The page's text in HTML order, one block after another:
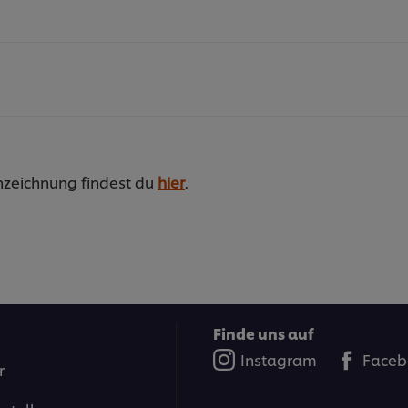
sowie kurzgebratenem, hellem Fleisch
findest du hier.
Finde uns auf
Instagram